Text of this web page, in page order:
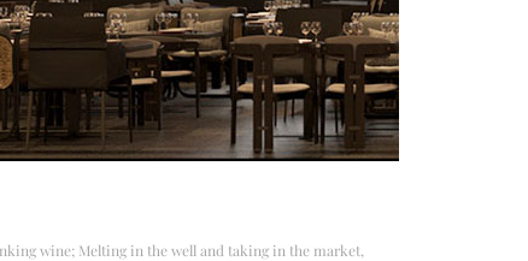
wine; Melting in the well and taking in the market,